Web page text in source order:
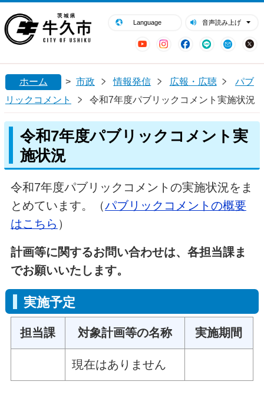
Language 音声読み上げ
YouTubeInstagram
Facebook
LINE Mail
閉じる
ホーム > 市政 情報発信 広報・広聴
パブ
リックコメント
令和7年度パブリックコメント実施状況
令和7年度パブリックコメント実
施状況
令和7年度パブリックコメントの実施状況をま
とめています。（パブリックコメントの概要
はこちら ）
計画等に関するお問い合わせは、各担当課ま
でお願いいたします。
実施予定
担当課 対象計画等の名称 実施期間
現在はありません